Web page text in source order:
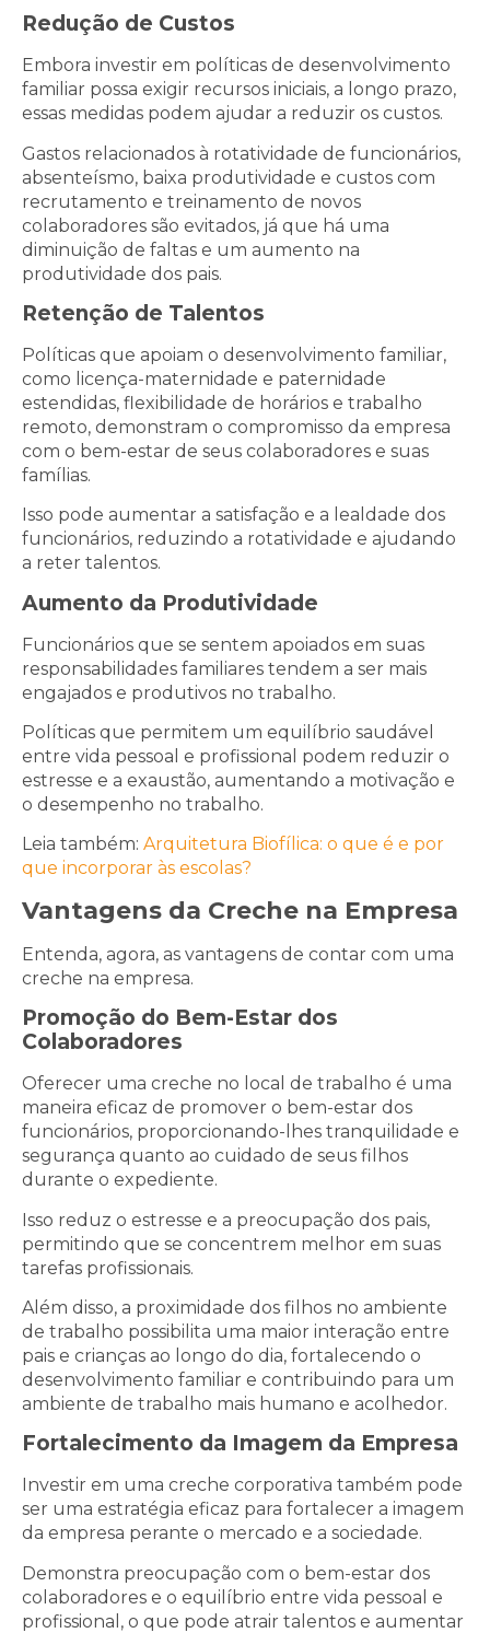
Redução de Custos
Embora investir em políticas de desenvolvimento
familiar possa exigir recursos iniciais, a longo prazo,
essas medidas podem ajudar a reduzir os custos.
Gastos relacionados à rotatividade de funcionários,
absenteísmo, baixa produtividade e custos com
recrutamento e treinamento de novos
colaboradores são evitados, já que há uma
diminuição de faltas e um aumento na
produtividade dos pais.
Retenção de Talentos
Políticas que apoiam o desenvolvimento familiar,
como licença-maternidade e paternidade
estendidas, flexibilidade de horários e trabalho
remoto, demonstram o compromisso da empresa
com o bem-estar de seus colaboradores e suas
famílias.
Isso pode aumentar a satisfação e a lealdade dos
funcionários, reduzindo a rotatividade e ajudando
a reter talentos.
Aumento da Produtividade
Funcionários que se sentem apoiados em suas
responsabilidades familiares tendem a ser mais
engajados e produtivos no trabalho.
Políticas que permitem um equilíbrio saudável
entre vida pessoal e profissional podem reduzir o
estresse e a exaustão, aumentando a motivação e
o desempenho no trabalho.
Leia também: Arquitetura Biofílica: o que é e por
que incorporar às escolas?
Vantagens da Creche na Empresa
Entenda, agora, as vantagens de contar com uma
creche na empresa.
Promoção do Bem-Estar dos
Colaboradores
Oferecer uma creche no local de trabalho é uma
maneira eficaz de promover o bem-estar dos
funcionários, proporcionando-lhes tranquilidade e
segurança quanto ao cuidado de seus filhos
durante o expediente.
Isso reduz o estresse e a preocupação dos pais,
permitindo que se concentrem melhor em suas
tarefas profissionais.
Além disso, a proximidade dos filhos no ambiente
de trabalho possibilita uma maior interação entre
pais e crianças ao longo do dia, fortalecendo o
desenvolvimento familiar e contribuindo para um
ambiente de trabalho mais humano e acolhedor.
Fortalecimento da Imagem da Empresa
Investir em uma creche corporativa também pode
ser uma estratégia eficaz para fortalecer a imagem
da empresa perante o mercado e a sociedade.
Demonstra preocupação com o bem-estar dos
colaboradores e o equilíbrio entre vida pessoal e
profissional, o que pode atrair talentos e aumentar